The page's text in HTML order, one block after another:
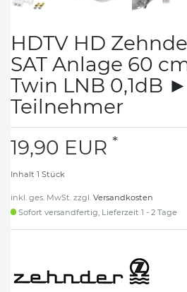
HDTV HD
SAT Anlage 60
Twin LNB 0,1dB
Teilnehmer
19,90 EUR *
Inhalt 1 Stück
inkl. ges. MwSt. zzgl. Versandkosten
Sofort versandfertig, Lieferzeit 1 - 2 Tage